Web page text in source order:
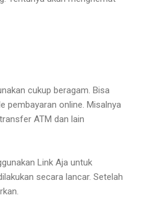
cukup beragam. Bisa
pembayaran online. Misalnya
ATM dan lain
Link Aja untuk
secara lancar. Setelah